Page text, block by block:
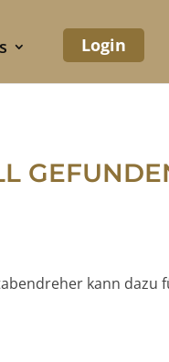
Login
kann dazu